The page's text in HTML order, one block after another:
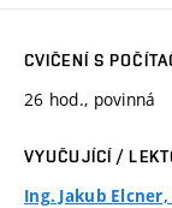
CVIČENÍ S
26 hod., povinná
VYUČUJÍCÍ /
Ing. Jakub Elcner,